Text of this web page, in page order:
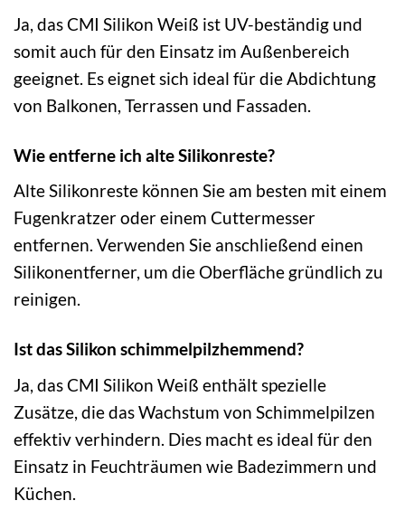
Ja, das CMI Silikon Weiß ist UV-beständig und
somit auch für den Einsatz im Außenbereich
geeignet. Es eignet sich ideal für die Abdichtung
von Balkonen, Terrassen und Fassaden.
Wie entferne ich alte Silikonreste?
Alte Silikonreste können Sie am besten mit einem
Fugenkratzer oder einem Cuttermesser
entfernen. Verwenden Sie anschließend einen
Silikonentferner, um die Oberfläche gründlich zu
reinigen.
Ist das Silikon schimmelpilzhemmend?
Ja, das CMI Silikon Weiß enthält spezielle
Zusätze, die das Wachstum von Schimmelpilzen
effektiv verhindern. Dies macht es ideal für den
Einsatz in Feuchträumen wie Badezimmern und
Küchen.